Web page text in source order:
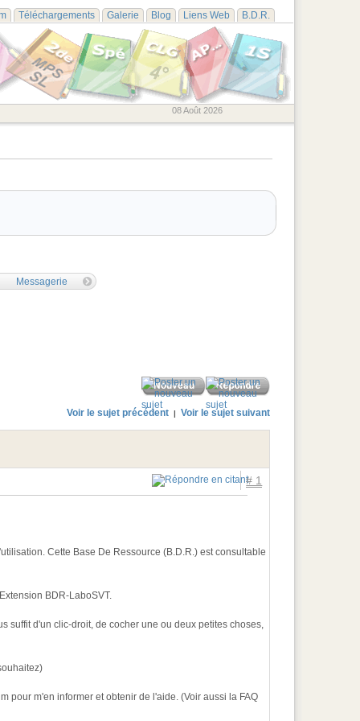
Téléchargements Galerie Blog Liens Web B.D.R.
08 Août 2026
Messagerie
Voir le sujet précédent |Voir le sujet suivant
# 1
Cette Base De Ressource (B.D.R.) est consultable
BDR-LaboSVT.
suffit d'un clic-droit, de cocher une ou deux petites choses,
pour m'en informer et obtenir de l'aide. (Voir aussi la FAQ